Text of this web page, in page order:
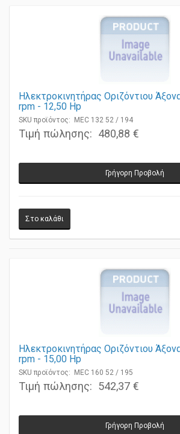
Ηλεκτροκινητήρας Οριζόντιου
rpm - 12,50 Ηp
SKU προϊόντος: MEC 132 52 / 194
Τιμή πώλησης: 480,88 €
Ηλεκτροκινητήρας Οριζόντιου
rpm - 15,00 Ηp
SKU προϊόντος: MEC 160 52 / 195
Τιμή πώλησης: 542,37 €